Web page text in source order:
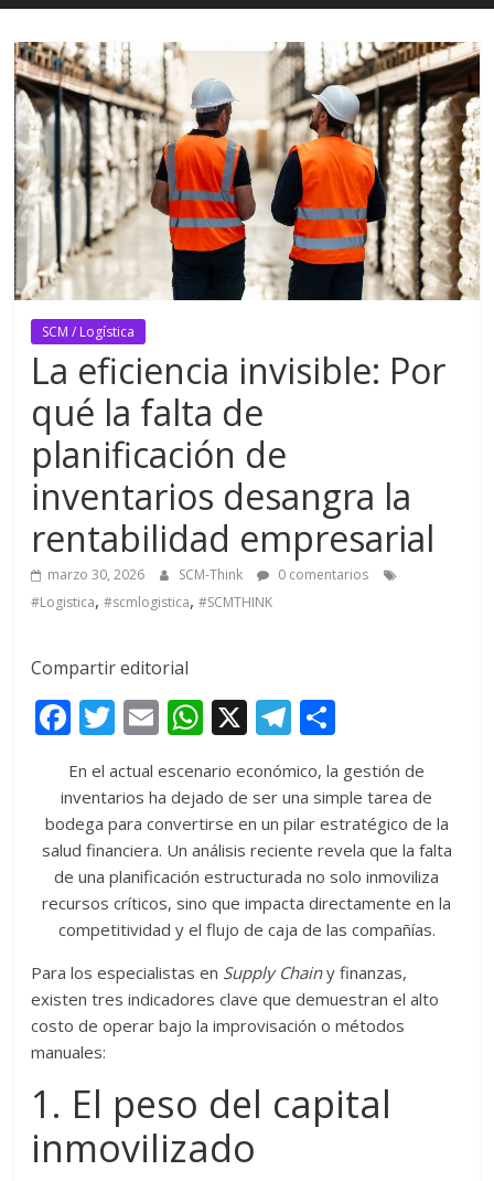
SCM / Logística
La eficiencia invisible: Por
qué la falta de
planificación de
inventarios desangra la
rentabilidad empresarial
marzo 30, 2026 SCM-Think
0 comentarios
#Logistica,#scmlogistica,#SCMTHINK
Compartir editorial
F
ac
e
b
o
o
k
T
itt
er
E
ai
l
W
at
s
A
p
p
X T
e
gr
a
m
m
p
ar
ti
r
En el actual escenario económico, la gestión de
inventarios ha dejado de ser una simple tarea de
bodega para convertirse en un pilar estratégico de la
salud financiera. Un análisis reciente revela que la falta
de una planificación estructurada no solo inmoviliza
recursos críticos, sino que impacta directamente en la
competitividad y el flujo de caja de las compañías.
Para los especialistas en Supply Chainy finanzas,
existen tres indicadores clave que demuestran el alto
costo de operar bajo la improvisación o métodos
manuales:
1. El peso del capital
inmovilizado